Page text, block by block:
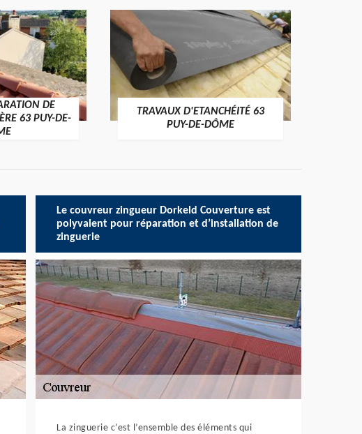
DE
63 PUY-DE-
TRAVAUX D'ETANCHÉITÉ 63
PUY-DE-DÔME
Le couvreur zingueur Dorkeld Couverture est
polyvalent pour réparation et d’installation de
zinguerie
La zinguerie c’est l’ensemble des éléments qui